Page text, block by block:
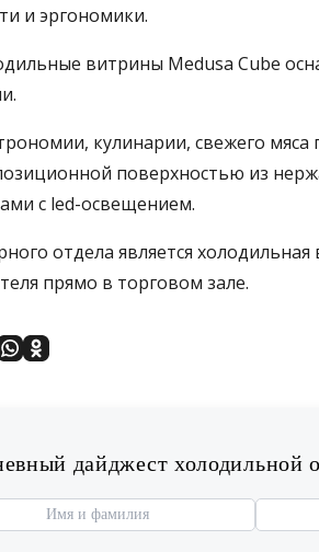
и эргономики.
витрины Medusa Cube
кулинарии, свежего
поверхностью из
с led-освещением.
отдела является
прямо в торговом зале.
дайджест холодильной